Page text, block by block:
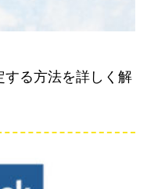
する方法を詳しく解